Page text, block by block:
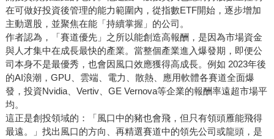
在可做好投資後管理的能力範圍內，從指數ETF開始，逐步增加
主動選股，並聚焦在能「持續掌握」的公司。
作者認為，「賽道優先」之所以能創造高報酬，是因為市場資金
與人才集中在成長最快的產業。當整個產業進入爆發期，即便公
司本身不是最優秀，也會因風口效應獲得高成長。例如 2023年後
的AI浪潮，GPU、雲端、電力、散熱、應用軟體各賽道全面爆
發，投資Nvidia、Vertiv、GE Vernova等企業的報酬率遠超市場平
均。
這正是創投領域的：「風口中的豬也會飛，但只有領頭雁能飛得
最遠。」找出風口的方向、再精選賽道中的領先公司或龍頭，是